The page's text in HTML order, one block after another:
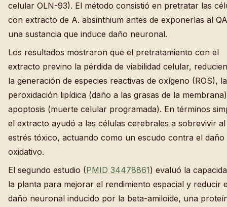
celular OLN-93). El método consistió en pretratar las
con extracto de A. absinthium antes de exponerlas al
una sustancia que induce daño neuronal.
Los resultados mostraron que el pretratamiento con el
extracto previno la pérdida de viabilidad celular,
la generación de especies reactivas de oxígeno (ROS), la
peroxidación lipídica (daño a las grasas de la
apoptosis (muerte celular programada). En términos
el extracto ayudó a las células cerebrales a sobrevivir al
estrés tóxico, actuando como un escudo contra el daño
oxidativo.
El segundo estudio (PMID 34478861) evaluó la
la planta para mejorar el rendimiento espacial y reducir
daño neuronal inducido por la beta-amiloide, una